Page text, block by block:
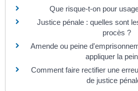
Que risque-t-on pour
Justice pénale : quelles sont
procès ?
Amende ou peine
appliquer la
Comment faire rectifier une
de justice